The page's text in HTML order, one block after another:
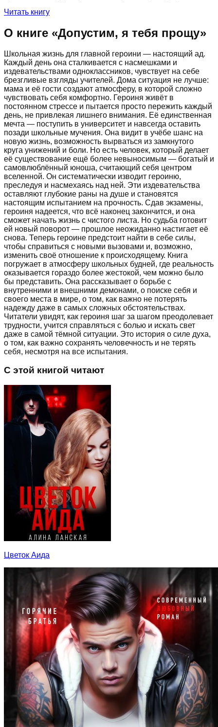
Читать книгу
О книге «Допустим, я тебя прощу»
Школьная жизнь для главной героини — настоящий ад.
Каждый день она сталкивается с насмешками и
издевательствами одноклассников, чувствует на себе
брезгливые взгляды учителей. Дома ситуация не лучше:
мама и её гости создают атмосферу, в которой сложно
чувствовать себя комфортно. Героиня живёт в
постоянном стрессе и пытается просто пережить каждый
день, не привлекая лишнего внимания. Её единственная
мечта — поступить в университет и навсегда оставить
позади школьные мучения. Она видит в учёбе шанс на
новую жизнь, возможность вырваться из замкнутого
круга унижений и боли. Но есть человек, который делает
её существование ещё более невыносимым — богатый и
самовлюблённый юноша, считающий себя центром
вселенной. Он систематически изводит героиню,
преследуя и насмехаясь над ней. Эти издевательства
оставляют глубокие раны на душе и становятся
настоящим испытанием на прочность. Сдав экзамены,
героиня надеется, что всё наконец закончится, и она
сможет начать жизнь с чистого листа. Но судьба готовит
ей новый поворот — прошлое неожиданно настигает её
снова. Теперь героине предстоит найти в себе силы,
чтобы справиться с новыми вызовами и, возможно,
изменить своё отношение к происходящему. Книга
погружает в атмосферу школьных будней, где реальность
оказывается гораздо более жестокой, чем можно было
бы представить. Она рассказывает о борьбе с
внутренними и внешними демонами, о поиске себя и
своего места в мире, о том, как важно не потерять
надежду даже в самых сложных обстоятельствах.
Читатели увидят, как героиня шаг за шагом преодолевает
трудности, учится справляться с болью и искать свет
даже в самой тёмной ситуации. Это история о силе духа,
о том, как важно сохранять человечность и не терять
себя, несмотря на все испытания.
С этой книгой читают
Цветок Аида